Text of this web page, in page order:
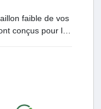
faible de vos
conçus pour les
absolue sur
énergie sur la